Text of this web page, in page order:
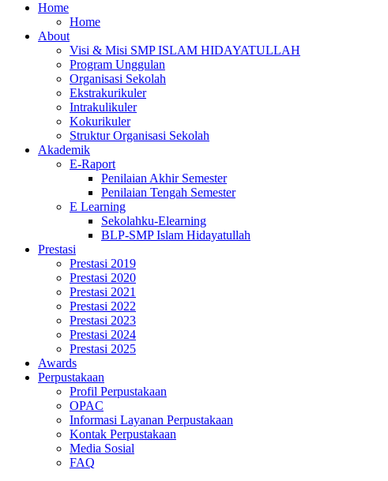
Home
Home
About
Visi & Misi SMP ISLAM HIDAYATULLAH
Program Unggulan
Organisasi Sekolah
Ekstrakurikuler
Intrakulikuler
Kokurikuler
Struktur Organisasi Sekolah
Akademik
E-Raport
Penilaian Akhir Semester
Penilaian Tengah Semester
E Learning
Sekolahku-Elearning
BLP-SMP Islam Hidayatullah
Prestasi
Prestasi 2019
Prestasi 2020
Prestasi 2021
Prestasi 2022
Prestasi 2023
Prestasi 2024
Prestasi 2025
Awards
Perpustakaan
Profil Perpustakaan
OPAC
Informasi Layanan Perpustakaan
Kontak Perpustakaan
Media Sosial
FAQ